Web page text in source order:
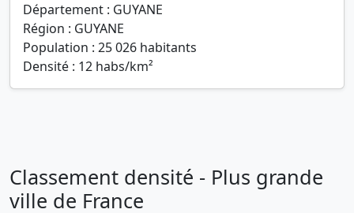
Département : GUYANE
Région : GUYANE
Population : 25 026 habitants
Densité : 12 habs/km²
Classement densité - Plus grande
ville de France